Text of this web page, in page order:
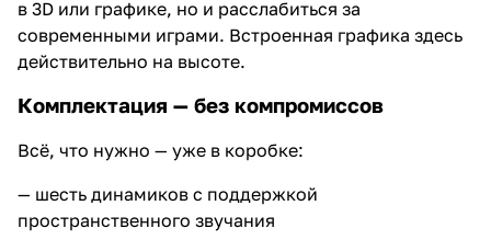
в 3D или графике, но и расслабиться за
современными играми. Встроенная графика здесь
действительно на высоте.
Комплектация — без компромиссов
Всё, что нужно — уже в коробке:
— шесть динамиков с поддержкой
пространственного звучания